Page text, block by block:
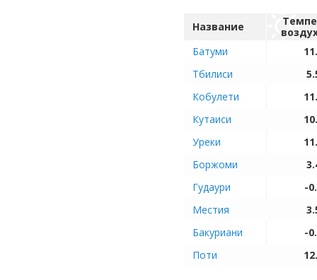
Название
Батуми
Тбилиси
Кобулети
Кутаиси
Уреки
Боржоми
Гудаури
-
Местия
Бакуриани
-
Поти